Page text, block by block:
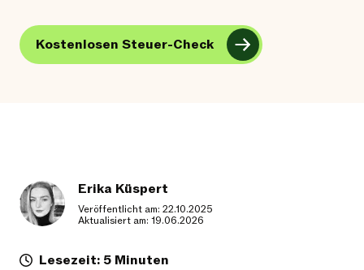
Kostenlosen Steuer-Check
Erika Küspert
Veröffentlicht am: 22.10.2025
Aktualisiert am: 19.06.2026
Lesezeit: 5 Minuten